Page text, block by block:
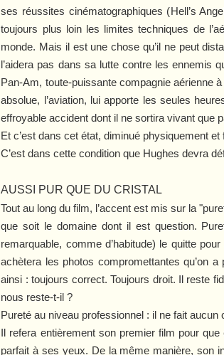
ses réussites cinématographiques (Hell’s
toujours plus loin les limites techniques de
monde. Mais il est une chose qu’il ne peut
l’aidera pas dans sa lutte contre les ennemis
Pan-Am, toute-puissante compagnie aérienne
absolue, l’aviation, lui apporte les seules
effroyable accident dont il ne sortira vivant que
Et c’est dans cet état, diminué physiquement
C’est dans cette condition que Hughes devra
AUSSI PUR QUE DU CRISTAL
Tout au long du film, l’accent est mis sur la
que soit le domaine dont il est question.
remarquable, comme d’habitude) le quitte
achètera les photos compromettantes qu’on
ainsi : toujours correct. Toujours droit. Il reste
nous reste-t-il ?
Pureté au niveau professionnel : il ne fait
Il refera entièrement son premier film pour
parfait à ses yeux. De la même manière, son